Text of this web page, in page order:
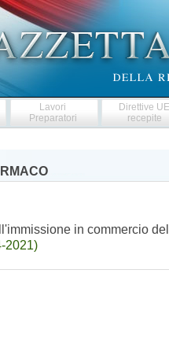
Lavori
Preparatori
Direttive
recepite
in commercio
2021)